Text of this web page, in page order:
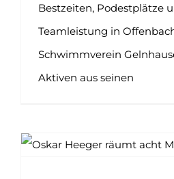
Bestzeiten, Podestplätze
Teamleistung in
Schwimmverein
Aktiven aus seinen